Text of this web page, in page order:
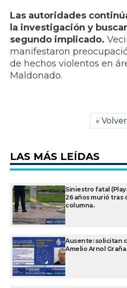
Las autoridades
la investigación y
segundo implicado.
manifestaron
de hechos violentos en
Maldonado.
« Volver
LAS MÁS LEÍDAS
Siniestro fatal
26 años murió tras
columna.
Ausente: solicitan
Amelio Arnol